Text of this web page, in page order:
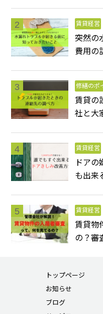
賃貸経営
突然の
費用の
修繕のポ
賃貸の
社と大
賃貸経営
ドア
も出来
賃貸経営
賃貸物
の？審
トップページ
お知らせ
ブログ